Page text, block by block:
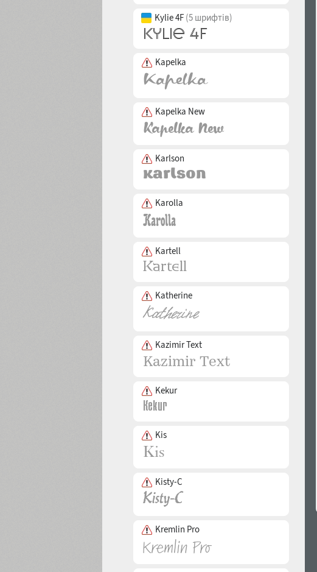
Kylie 4F (5 шрифтів)
Kapelka
Kapelka New
Karlson
Karolla
Kartell
Katherine
Kazimir Text
Kekur
Kis
Kisty-C
Kremlin Pro